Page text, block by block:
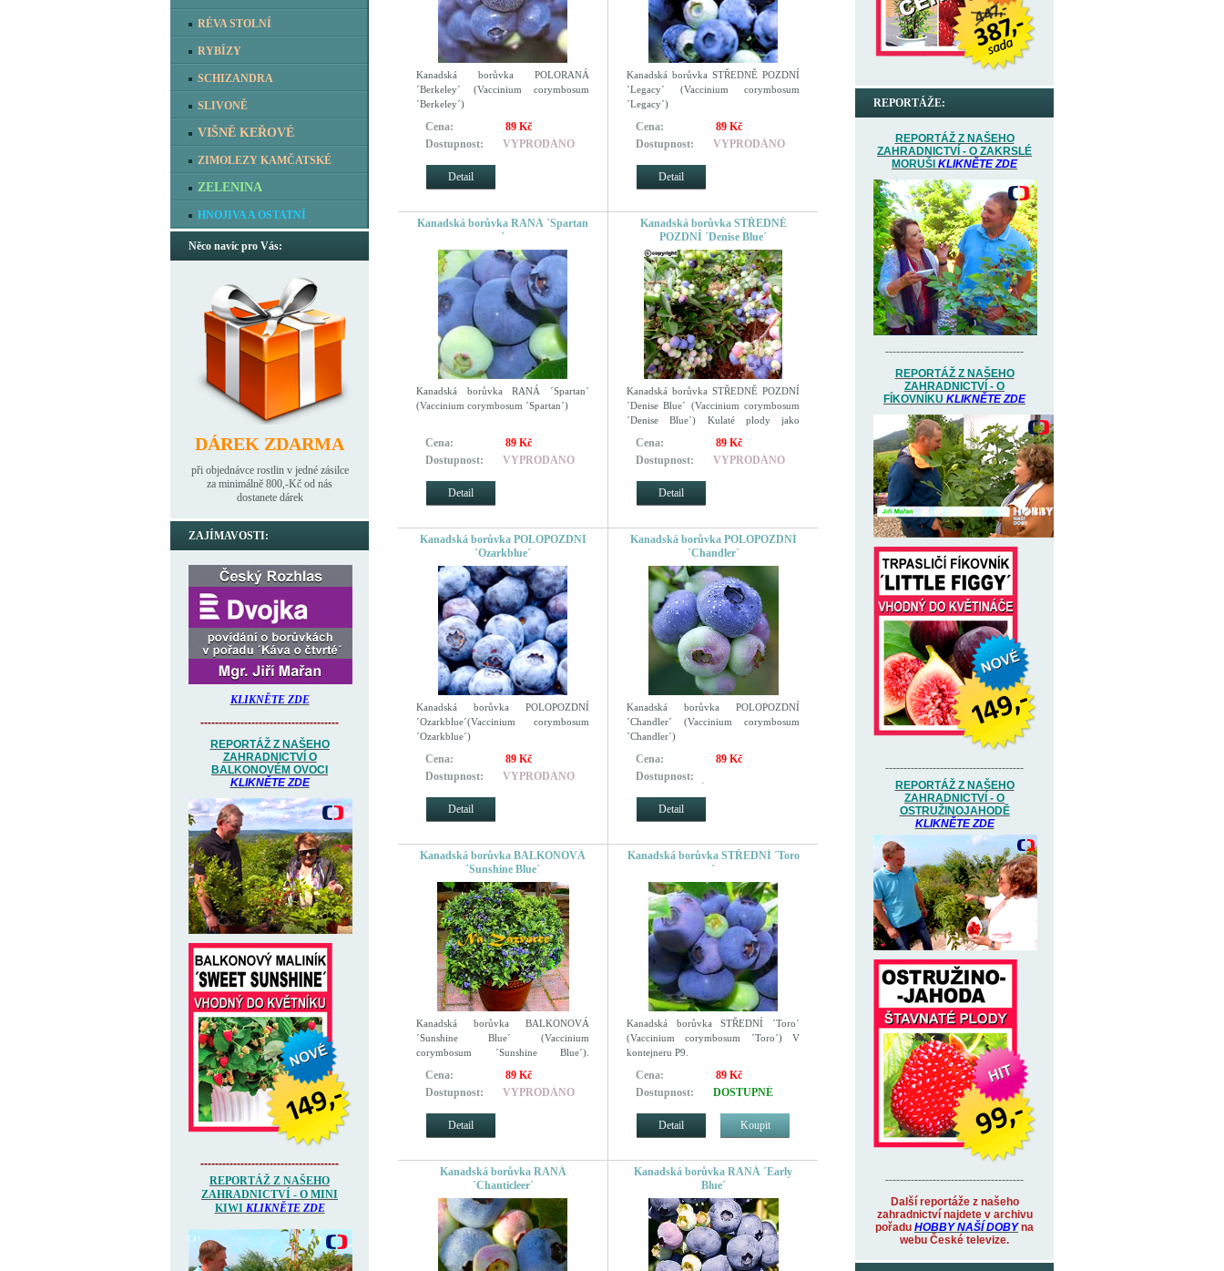
RÉVA STOLNÍ
RYBÍZY
SCHIZANDRA
SLIVONĚ
VIŠNĚ KEŘOVÉ
ZIMOLEZY KAMČATSKÉ
ZELENINA
HNOJIVA A OSTATNÍ
Něco navíc pro Vás:
DÁREK ZDARMA
při objednávce rostlin v jedné zásilce
za minimálně 800,-Kč od nás
dostanete dárek
ZAJÍMAVOSTI:
KLIKNĚTE ZDE
--------------------------------------
REPORTÁŽ Z NAŠEHO
ZAHRADNICTVÍ O
BALKONOVÉM OVOCI
KLIKNĚTE ZDE
--------------------------------------
REPORTÁŽ Z NAŠEHO
ZAHRADNICTVÍ - O MINI
KIWI KLIKNĚTE ZDE
Kanadská borůvka POLORANÁ
´Berkeley´ (Vaccinium corymbosum
´Berkeley´)
Cena:
89 Kč
Dostupnost:
VYPRODÁNO
Detail
Kanadská borůvka STŘEDNĚ POZDNÍ
´Legacy´ (Vaccinium corymbosum
´Legacy´)
Cena:
89 Kč
Dostupnost:
VYPRODÁNO
Detail
Kanadská borůvka RANÁ ´Spartan
´
Kanadská borůvka RANÁ ´Spartan´
(Vaccinium corymbosum ´Spartan´)
Cena:
89 Kč
Dostupnost:
VYPRODÁNO
Detail
Kanadská borůvka STŘEDNĚ
POZDNÍ ´Denise Blue´
Kanadská borůvka STŘEDNĚ POZDNÍ
´Denise Blue´ (Vaccinium corymbosum
´Denise Blue´) Kulaté plody jako
Cena:
89 Kč
Dostupnost:
VYPRODÁNO
Detail
Kanadská borůvka POLOPOZDNÍ
´Ozarkblue´
Kanadská borůvka POLOPOZDNÍ
´Ozarkblue´(Vaccinium corymbosum
´Ozarkblue´)
Cena:
89 Kč
Dostupnost:
VYPRODÁNO
Detail
Kanadská borůvka POLOPOZDNÍ
´Chandler´
Kanadská borůvka POLOPOZDNÍ
´Chandler´ (Vaccinium corymbosum
´Chandler´)
Cena:
89 Kč
Dostupnost:
kteří si objednali dříve
Detail
Kanadská borůvka BALKONOVÁ
´Sunshine Blue´
Kanadská borůvka BALKONOVÁ
´Sunshine Blue´ (Vaccinium
corymbosum ´Sunshine Blue´).
Cena:
89 Kč
Dostupnost:
VYPRODÁNO
Detail
Kanadská borůvka STŘEDNÍ ´Toro
´
Kanadská borůvka STŘEDNÍ ´Toro´
(Vaccinium corymbosum ´Toro´) V
kontejneru P9.
Cena:
89 Kč
Dostupnost:
DOSTUPNÉ
Koupit
Detail
Kanadská borůvka RANÁ
´Chanticleer´
Kanadská borůvka RANÁ ´Early
Blue´
REPORTÁŽE:
REPORTÁŽ Z NAŠEHO
ZAHRADNICTVÍ - O ZAKRSLÉ
MORUŠI KLIKNĚTE ZDE
--------------------------------------
REPORTÁŽ Z NAŠEHO
ZAHRADNICTVÍ - O
FÍKOVNÍKU KLIKNĚTE ZDE
--------------------------------------
REPORTÁŽ Z NAŠEHO
ZAHRADNICTVÍ - O
OSTRUŽINOJAHODĚ
KLIKNĚTE ZDE
--------------------------------------
Další reportáže z našeho
zahradnictví najdete v archivu
pořadu HOBBY NAŠÍ DOBYna
webu České televize.